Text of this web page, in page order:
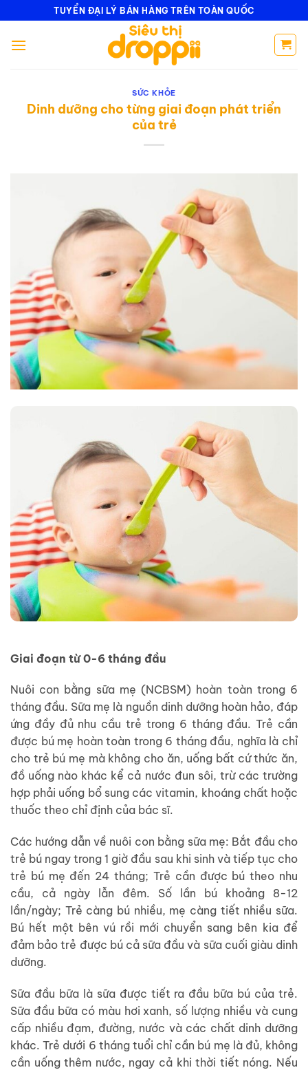
qua
nội
TUYỂN ĐẠI LÝ BÁN HÀNG TRÊN TOÀN QUỐC
SỨC KHỎE
Dinh dưỡng cho từng giai đoạn phát triển
của trẻ
Giai đoạn từ 0-6 tháng đầu
Nuôi con bằng sữa mẹ (NCBSM) hoàn toàn trong 6
tháng đầu. Sữa mẹ là nguồn dinh dưỡng hoàn hảo, đáp
ứng đầy đủ nhu cầu trẻ trong 6 tháng đầu. Trẻ cần
được bú mẹ hoàn toàn trong 6 tháng đầu, nghĩa là chỉ
cho trẻ bú mẹ mà không cho ăn, uống bất cứ thức ăn,
đồ uống nào khác kể cả nước đun sôi, trừ các trường
hợp phải uống bổ sung các vitamin, khoáng chất hoặc
thuốc theo chỉ định của bác sĩ.
Các hướng dẫn về nuôi con bằng sữa mẹ: Bắt đầu cho
trẻ bú ngay trong 1 giờ đầu sau khi sinh và tiếp tục cho
trẻ bú mẹ đến 24 tháng; Trẻ cần được bú theo nhu
cầu, cả ngày lẫn đêm. Số lần bú khoảng 8-12
lần/ngày; Trẻ càng bú nhiều, mẹ càng tiết nhiều sữa.
Bú hết một bên vú rồi mới chuyển sang bên kia để
đảm bảo trẻ được bú cả sữa đầu và sữa cuối giàu dinh
dưỡng.
Sữa đầu bữa là sữa được tiết ra đầu bữa bú của trẻ.
Sữa đầu bữa có màu hơi xanh, số lượng nhiều và cung
cấp nhiều đạm, đường, nước và các chất dinh dưỡng
khác. Trẻ dưới 6 tháng tuổi chỉ cần bú mẹ là đủ, không
cần uống thêm nước, ngay cả khi thời tiết nóng. Nếu